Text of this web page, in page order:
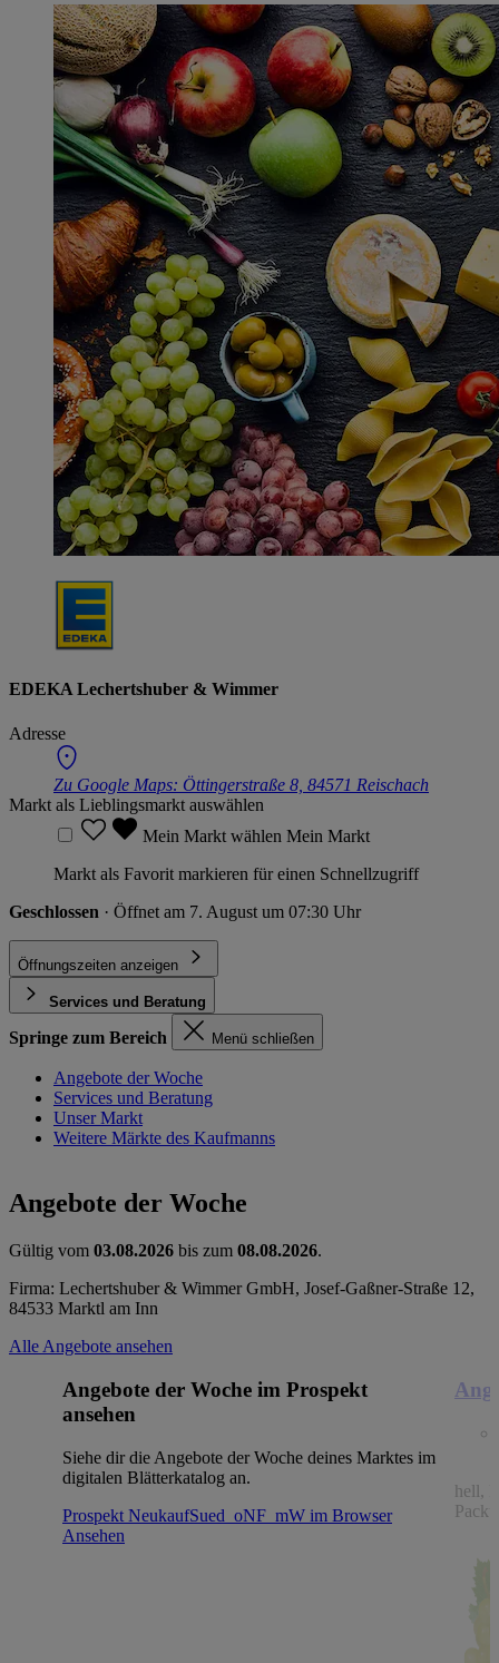
EDEKA Lechertshuber & Wimmer
Adresse
Zu Google Maps: Öttingerstraße 8, 84571 Reischach
Markt als Lieblingsmarkt auswählen
Mein Markt wählen Mein Markt
Markt als Favorit markieren für einen Schnellzugriff
Geschlossen · Öffnet am 7. August um 07:30 Uhr
Öffnungszeiten anzeigen
Services und Beratung
Springe zum Bereich Menü schließen
Angebote der Woche
Services und Beratung
Unser Markt
Weitere Märkte des Kaufmanns
Angebote der Woche
Gültig vom 03.08.2026 bis zum 08.08.2026.
Firma: Lechertshuber & Wimmer GmbH, Josef-Gaßner-Straße 12,
84533 Marktl am Inn
Alle Angebote ansehen
Angebote der Woche im Prospekt
ansehen
Siehe dir die Angebote der Woche deines Marktes im
digitalen Blätterkatalog an.
Prospekt NeukaufSued_oNF_mW im Browser
Ansehen
hell,